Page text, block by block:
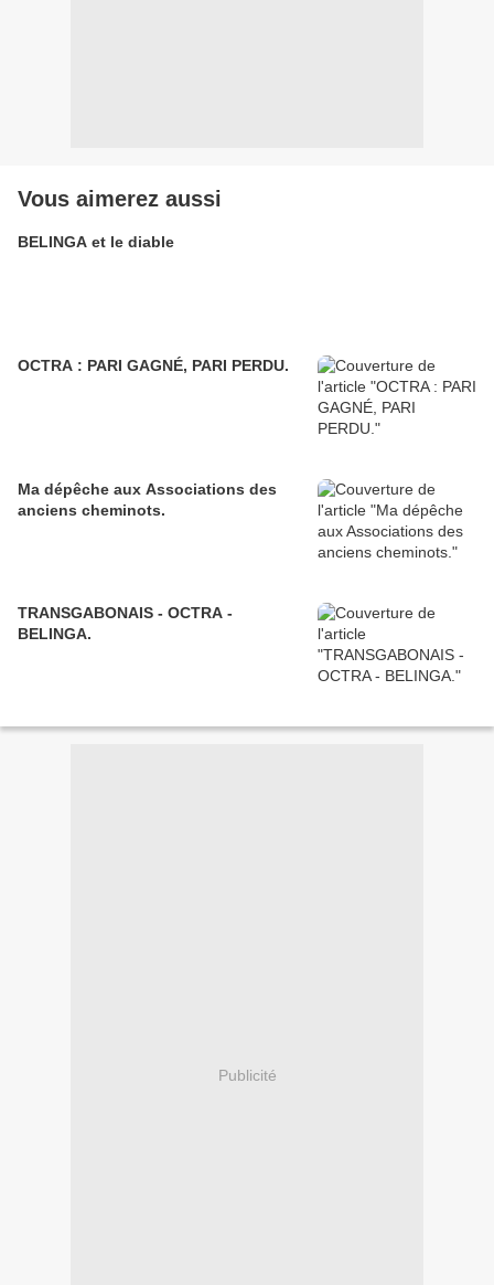
Vous aimerez aussi
BELINGA et le diable
OCTRA : PARI GAGNÉ, PARI PERDU.
Ma dépêche aux Associations des
anciens cheminots.
TRANSGABONAIS - OCTRA -
BELINGA.
Publicité